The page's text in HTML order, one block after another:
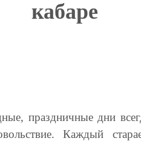
кабаре
праздничные дни
Каждый